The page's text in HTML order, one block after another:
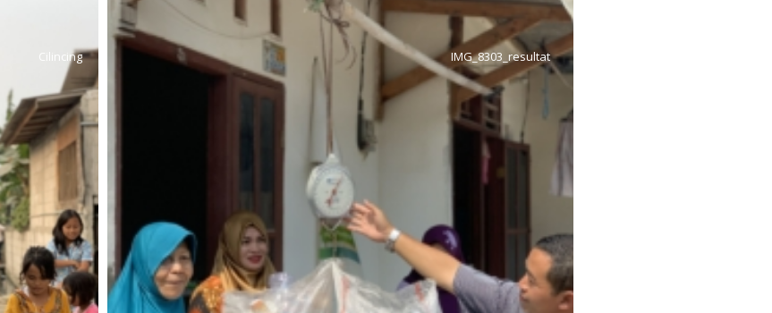
Cilincing IMG_8303_resultat